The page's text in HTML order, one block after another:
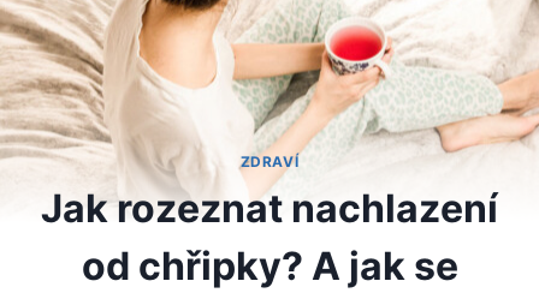
ZDRAVÍ
Jak rozeznat nachlazení
od chřipky? A jak se